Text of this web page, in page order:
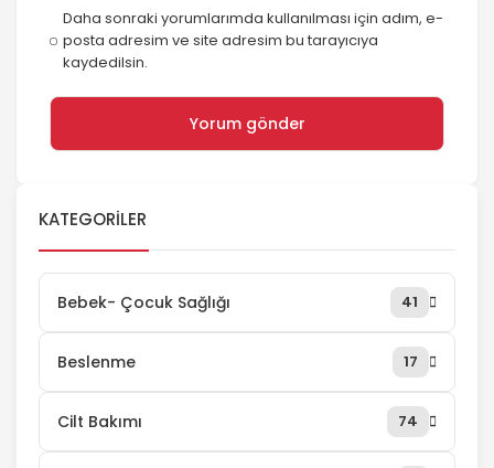
Daha sonraki yorumlarımda kullanılması için adım, e-
posta adresim ve site adresim bu tarayıcıya
kaydedilsin.
KATEGORILER
Bebek- Çocuk Sağlığı 41
Beslenme 17
Cilt Bakımı 74